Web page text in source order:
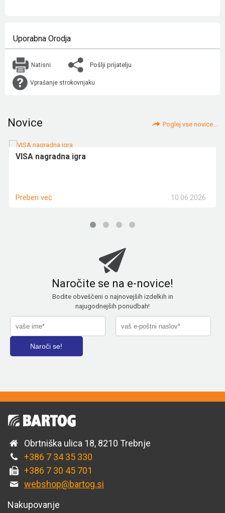
Uporabna Orodja
Natisni Pošlji prijatelju
Vprašanje strokovnjaku
Novice Poglej vse novice...
VISA nagradna igra
10.06.2026
Preberi več
Naročite se na e-novice!
Bodite obveščeni o najnovejših izdelkih in
najugodnejših ponudbah!
Obrtniška ulica 18, 8210 Trebnje
+386 7 34 35 330
+386 7 30 45 701
webshop@bartog.si
Nakupovanje